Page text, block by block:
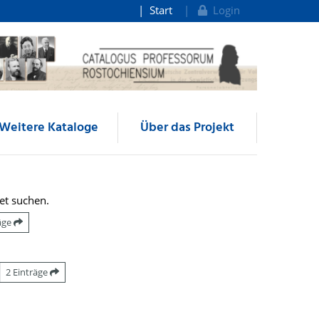
Start Login
Kataloge Über das Projekt
suchen.
2 Einträge